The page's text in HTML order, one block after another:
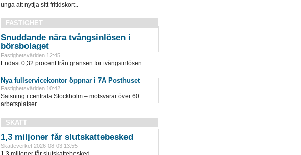
unga att nyttja sitt fritidskort..
FASTIGHET
Snuddande nära tvångsinlösen i
börsbolaget
Fastighetsvärlden 12:45
Endast 0,32 procent från gränsen för tvångsinlösen..
Nya fullservicekontor öppnar i 7A Posthuset
Fastighetsvärlden 10:42
Satsning i centrala Stockholm – motsvarar över 60
arbetsplatser...
SKATT
1,3 miljoner får slutskattebesked
Skatteverket 2026-08-03 13:55